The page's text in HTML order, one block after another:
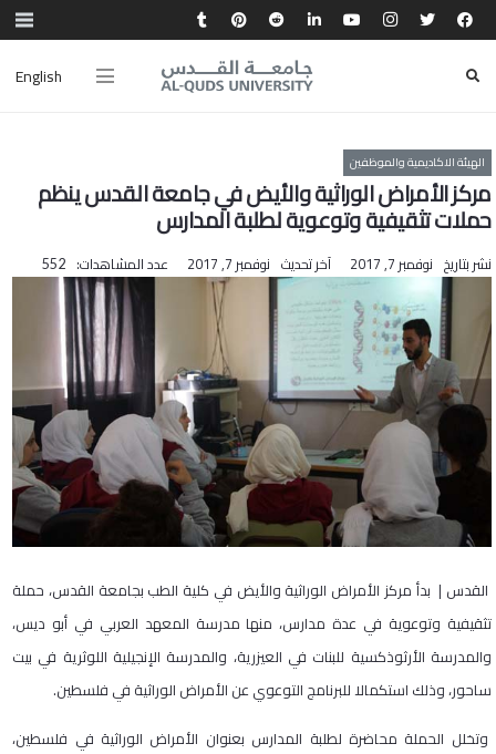
English
الهيئة الاكاديمية والموظفين
مركز الأمراض الوراثية والأيض في جامعة القدس ينظم
حملات تثقيفية وتوعوية لطلبة المدارس
نشر بتاريخ نوفمبر 7, 2017 آخر تحديث نوفمبر 7, 2017 عدد المشاهدات: 552
القدس | بدأ مركز الأمراض الوراثية والأيض في كلية الطب بجامعة القدس، حملة
تثقيفية وتوعوية في عدة مدارس، منها مدرسة المعهد العربي في أبو ديس،
والمدرسة الأرثوذكسية للبنات في العيزرية، والمدرسة الإنجيلية اللوثرية في بيت
ساحور، وذلك استكمالا للبرنامج التوعوي عن الأمراض الوراثية في فلسطين.
وتخلل الحملة محاضرة لطلبة المدارس بعنوان الأمراض الوراثية في فلسطين،